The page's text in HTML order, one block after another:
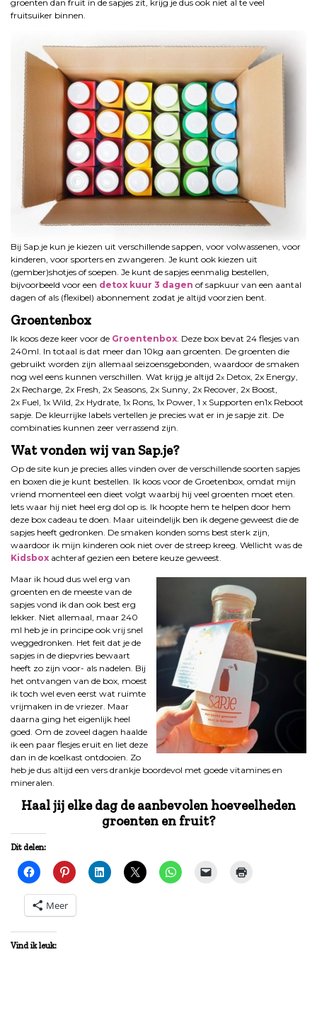
groenten dan fruit in de sapjes zit, krijg je dus ook niet al te veel
fruitsuiker binnen.
Bij Sap.je kun je kiezen uit verschillende sappen, voor volwassenen, voor
kinderen, voor sporters en zwangeren. Je kunt ook kiezen uit
(gember)shotjes of soepen. Je kunt de sapjes eenmalig bestellen,
bijvoorbeeld voor een detox kuur 3 dagen of sapkuur van een aantal
dagen of als (flexibel) abonnement zodat je altijd voorzien bent.
Groentenbox
Ik koos deze keer voor de Groentenbox. Deze box bevat 24 flesjes van
240ml. In totaal is dat meer dan 10kg aan groenten. De groenten die
gebruikt worden zijn allemaal seizoensgebonden, waardoor de smaken
nog wel eens kunnen verschillen. Wat krijg je altijd 2x Detox, 2x Energy,
2x Recharge, 2x Fresh, 2x Seasons, 2x Sunny, 2x Recover, 2x Boost,
2x Fuel, 1x Wild, 2x Hydrate, 1x Rons, 1x Power, 1 x Supporten en1x Reboot
sapje. De kleurrijke labels vertellen je precies wat er in je sapje zit. De
combinaties kunnen zeer verrassend zijn.
Wat vonden wij van Sap.je?
Op de site kun je precies alles vinden over de verschillende soorten sapjes
en boxen die je kunt bestellen. Ik koos voor de Groetenbox, omdat mijn
vriend momenteel een dieet volgt waarbij hij veel groenten moet eten.
Iets waar hij niet heel erg dol op is. Ik hoopte hem te helpen door hem
deze box cadeau te doen. Maar uiteindelijk ben ik degene geweest die de
sapjes heeft gedronken. De smaken konden soms best sterk zijn,
waardoor ik mijn kinderen ook niet over de streep kreeg. Wellicht was de
Kidsbox achteraf gezien een betere keuze geweest.
Maar ik houd dus wel erg van
groenten en de meeste van de
sapjes vond ik dan ook best erg
lekker. Niet allemaal, maar 240
ml heb je in principe ook vrij snel
weggedronken. Het feit dat je de
sapjes in de diepvries bewaart
heeft zo zijn voor- als nadelen. Bij
het ontvangen van de box, moest
ik toch wel even eerst wat ruimte
vrijmaken in de vriezer. Maar
daarna ging het eigenlijk heel
goed. Om de zoveel dagen haalde
ik een paar flesjes eruit en liet deze
dan in de koelkast ontdooien. Zo
heb je dus altijd een vers drankje boordevol met goede vitamines en
mineralen.
Haal jij elke dag de aanbevolen hoeveelheden
groenten en fruit?
Dit delen:
Meer
Vind ik leuk: